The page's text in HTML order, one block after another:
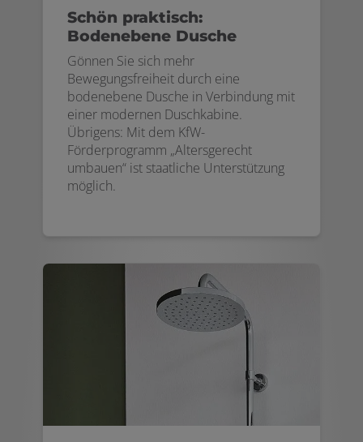
Schön praktisch:
Bodenebene Dusche
Gönnen Sie sich mehr
Bewegungsfreiheit durch eine
bodenebene Dusche in Verbindung mit
einer modernen Duschkabine.
Übrigens: Mit dem KfW-
Förderprogramm „Altersgerecht
umbauen“ ist staatliche Unterstützung
möglich.